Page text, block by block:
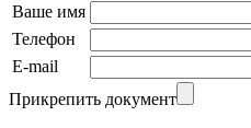
Ваше имя
Телефон
E-mail
Прикрепить документ